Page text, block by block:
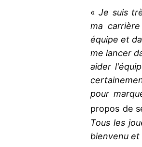
« Je suis
ma
équipe et
me lancer
aider
pour
propos de
Tous les
bienvenu et